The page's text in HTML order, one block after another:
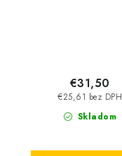
Skladom
€25,61 bez DPH
€31,50